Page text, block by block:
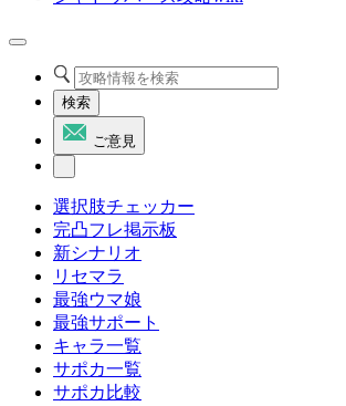
検索
ご意見
選択肢チェッカー
完凸フレ掲示板
新シナリオ
リセマラ
最強ウマ娘
最強サポート
キャラ一覧
サポカ一覧
サポカ比較